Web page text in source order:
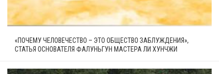
«ПОЧЕМУ ЧЕЛОВЕЧЕСТВО – ЭТО ОБЩЕСТВО ЗАБЛУЖДЕНИЯ»,
СТАТЬЯ ОСНОВАТЕЛЯ ФАЛУНЬГУН МАСТЕРА ЛИ ХУНЧЖИ